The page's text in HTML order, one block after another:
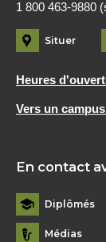
1 800 463-9880
Situer
Heures
Vers un
En contact
Diplômés
Médias